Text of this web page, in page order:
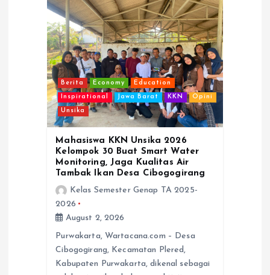
Berita Economy Education
Inspirational Jawa Barat KKN Opini
Unsika
Mahasiswa KKN Unsika 2026
Kelompok 30 Buat Smart Water
Monitoring, Jaga Kualitas Air
Tambak Ikan Desa Cibogogirang
Kelas Semester Genap TA 2025-
2026
August 2, 2026
Purwakarta, Wartacana.com – Desa
Cibogogirang, Kecamatan Plered,
Kabupaten Purwakarta, dikenal sebagai